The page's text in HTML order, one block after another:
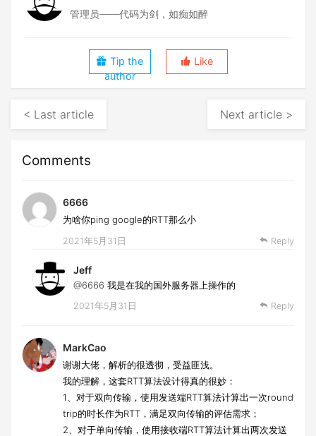
管理员——代码为剑，如痴如醉
Tip the
author
Like
< Last article Next article >
Comments
6666
为啥你ping google的RTT那么小
2021年5月31日 Reply
Jeff
@6666 我是在我的国外服务器上操作的
2021年5月31日 Reply
MarkCao
谢谢大佬，解析的很透彻，受益匪浅。
我的理解，这套RTT算法设计得真的很妙：
1、对于双向传输，使用发送端RTT算法计算出一次round
trip的时长作为RTT，满足双向传输的评估需求；
2、对于单向传输，使用接收端RTT算法计算出两次发送